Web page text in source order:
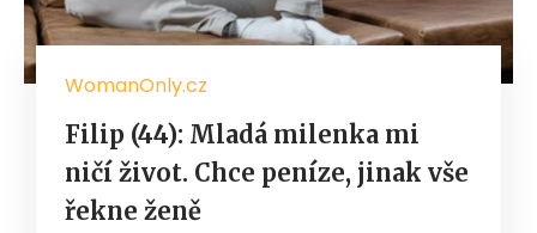
WomanOnly.cz
Filip (44): Mladá milenka mi
ničí život. Chce peníze, jinak vše
řekne ženě